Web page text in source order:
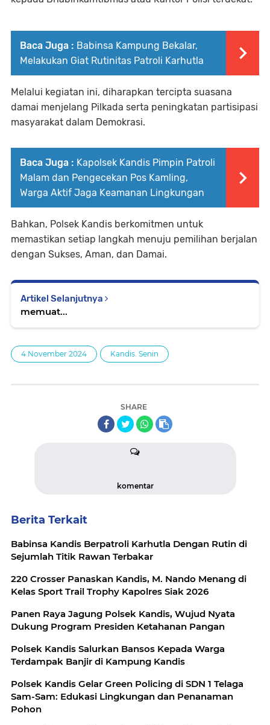
Baca Juga : Babinsa Kampung Bekalar,
Melakukan Giat Rutinitas Patroli Karhutla
Melalui kegiatan ini, diharapkan tercipta suasana
damai menjelang Pilkada serta peningkatan partisipasi
masyarakat dalam Demokrasi.
Baca Juga : Kapolsek Kandis Pimpin Patroli
Malam dan Pengecekan Pos Kamling,
Warga Aktif Jaga Keamanan Lingkungan
Bahkan, Polsek Kandis berkomitmen untuk
memastikan setiap langkah menuju pemilihan berjalan
dengan Sukses, Aman, dan Damai.
Artikel Selanjutnya
memuat...
4 November 2024 Kandis. Senin
SHARE
komentar
Berita Terkait
Babinsa Kandis Berpatroli Karhutla Dengan Rutin di
Sejumlah Titik Rawan Terbakar
220 Crosser Panaskan Kandis, M. Nando Menang di
Kelas Sport Trail Trophy Kapolres Siak 2026
Panen Raya Jagung Polsek Kandis, Wujud Nyata
Dukung Program Presiden Ketahanan Pangan
Polsek Kandis Salurkan Bansos Kepada Warga
Terdampak Banjir di Kampung Kandis
Polsek Kandis Gelar Green Policing di SDN 1 Telaga
Sam-Sam: Edukasi Lingkungan dan Penanaman
Pohon